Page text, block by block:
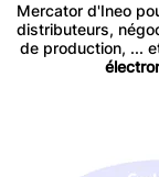
Mercator d'Ineo
distributeurs,
de production, ...